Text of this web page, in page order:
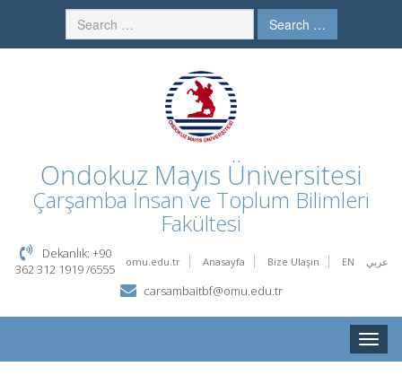
Search …
Ondokuz Mayıs Üniversitesi
Çarşamba İnsan ve Toplum Bilimleri
Fakültesi
omu.edu.tr Anasayfa Bize Ulaşın EN عربي
Dekanlık: +90
362 312 1919 /6555
carsambaitbf@omu.edu.tr
Toggle